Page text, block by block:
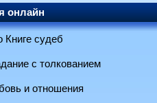
онлайн
Книге судеб
с толкованием
и отношения